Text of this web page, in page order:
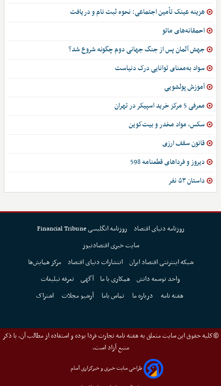
هزینه عینک تأمین اجتماعی: نحوه ثبت نام و دریافت
احمقانه‌های مائو
جهش آلمان پس از جنگ جهانی دوم چگونه شروع شد؟
سواد به‌معنای توانایی درک دنیاست
آموزش پولشویی
معرفی 5 مرکز خرید اسپیکر در تهران
سکس، مواد مخدر و بیت‌کوین
قانون سقف ارزی
دیروز و فرداهای قطعنامه 598
داستان ۵۳ نفر
روزنامه دنیای اقتصاد
روزنامه انگلیسی Financial Tribune
سایت خبری اقتصادنیوز
شبکه اینترنتی اقتصاد ایران انتشارات دنیای اقتصاد
مرکز همایش‌ها
واحد توسعه دانش همکاری با ما آگهی تعرفه تبلیغات
هفته نامه
درباره ما تماس باما آرشیو مجلات اشتراک
©کلیه حقوق این سایت متعلق به هفته نامه تجارت فردا بوده و استفاده از مطالب آن، با ذکر
منبع آزاد است.
طراحی سایت خبری و خبرگزاری آسام